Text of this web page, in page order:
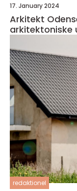
17. January 2024
Arkitekt
arkitektoniske
redaktionel